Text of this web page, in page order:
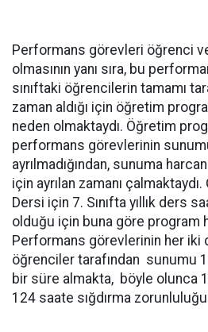
Performans görevleri öğrenci
olmasının yanı sıra, bu
sınıftaki öğrencilerin tamamı
zaman aldığı için öğretim
neden olmaktaydı. Öğretim
performans görevlerinin
ayrılmadığından, sunuma
için ayrılan zamanı
Dersi için 7. Sınıfta yıllık ders
olduğu için buna göre program
Performans görevlerinin her iki
öğrenciler tarafından sunumu
bir süre almakta, böyle olunca
124 saate sığdırma